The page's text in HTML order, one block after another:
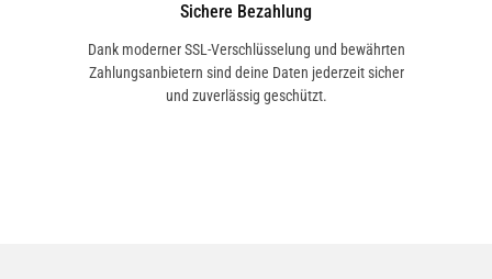
Sichere Bezahlung
Dank moderner SSL-Verschlüsselung und bewährten
Zahlungsanbietern sind deine Daten jederzeit sicher
und zuverlässig geschützt.